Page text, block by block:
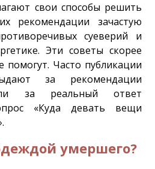
свои способы решить
рекомендации зачастую
суеверий и
Эти советы скорее
помогут. Часто публикации
за рекомендации
за реальный ответ
«Куда девать вещи
умершего?